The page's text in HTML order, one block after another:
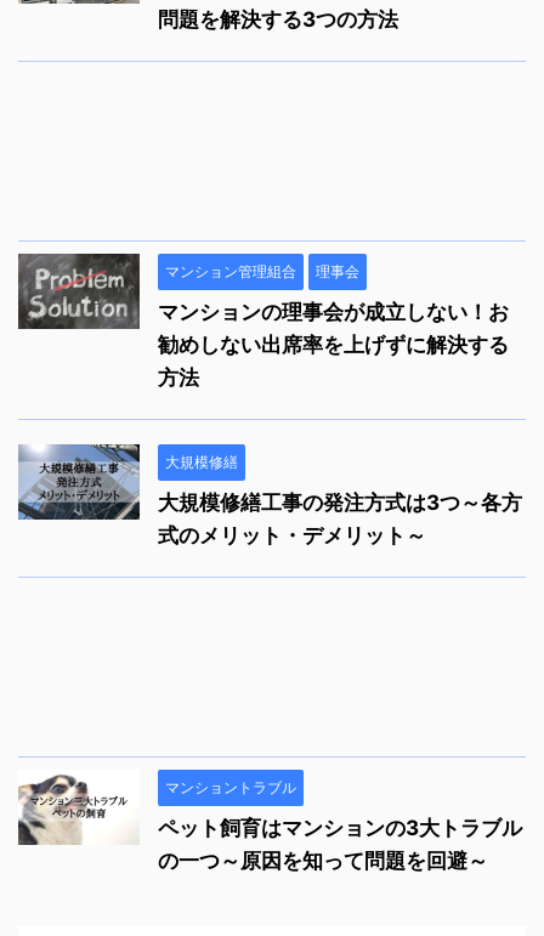
問題を解決する3つの方法
マンション管理組合 理事会
マンションの理事会が成立しない！お
勧めしない出席率を上げずに解決する
方法
大規模修繕
大規模修繕工事の発注方式は3つ～各方
式のメリット・デメリット～
マンショントラブル
ペット飼育はマンションの3大トラブル
の一つ～原因を知って問題を回避～